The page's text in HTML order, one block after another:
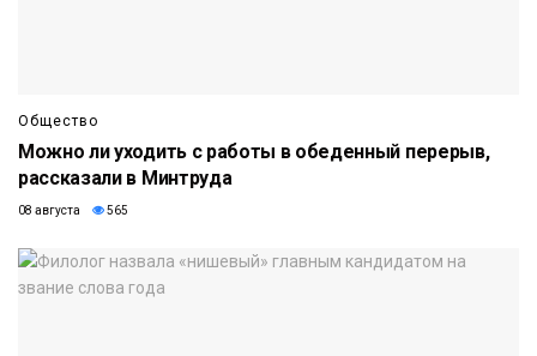
Общество
Можно ли уходить с работы в обеденный перерыв,
рассказали в Минтруда
08 августа 565